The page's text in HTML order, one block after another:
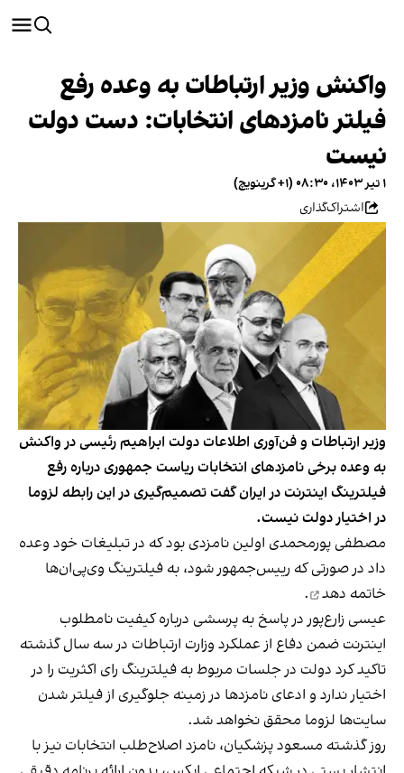
واکنش وزیر ارتباطات به وعده رفع
فیلتر نامزدهای انتخابات: دست دولت
نیست
۱ تیر ۱۴۰۳، ۰۸:۳۰ (‎+۱ گرینویچ)
اشتراک‌گذاری
وزیر ارتباطات و فن‌آوری اطلاعات دولت ابراهیم رئیسی در واکنش
به وعده برخی نامزدهای انتخابات ریاست جمهوری درباره رفع
فیلترینگ اینترنت در ایران گفت تصمیم‌گیری در این رابطه لزوما
در اختیار دولت نیست.
مصطفی پورمحمدی اولین نامزدی بود که در تبلیغات خود وعده
داد در صورتی که رییس‌جمهور شود، به فیلترینگ وی‌پی‌ان‌ها
خاتمه دهد
.
عیسی زارع‌پور در پاسخ به پرسشی درباره کیفیت نامطلوب
اینترنت ضمن دفاع از عملکرد وزارت ارتباطات در سه سال گذشته
تاکید کرد دولت در جلسات مربوط به فیلترینگ رای اکثریت را در
اختیار ندارد و ادعای نامزدها در زمینه جلوگیری از فیلتر شدن
سایت‌ها لزوما محقق نخواهد شد.
روز گذشته مسعود پزشکیان، نامزد اصلاح‌طلب انتخابات نیز با